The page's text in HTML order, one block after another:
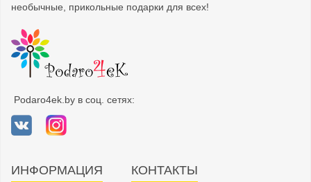
необычные, прикольные подарки для всех!
Podaro4ek.by в соц. сетях:
ИНФОРМАЦИЯ КОНТАКТЫ